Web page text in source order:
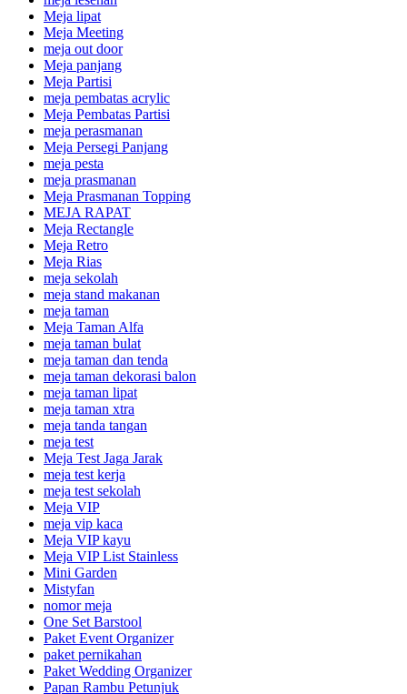
Meja lipat
Meja Meeting
meja out door
Meja panjang
Meja Partisi
meja pembatas acrylic
Meja Pembatas Partisi
meja perasmanan
Meja Persegi Panjang
meja pesta
meja prasmanan
Meja Prasmanan Topping
MEJA RAPAT
Meja Rectangle
Meja Retro
Meja Rias
meja sekolah
meja stand makanan
meja taman
Meja Taman Alfa
meja taman bulat
meja taman dan tenda
meja taman dekorasi balon
meja taman lipat
meja taman xtra
meja tanda tangan
meja test
Meja Test Jaga Jarak
meja test kerja
meja test sekolah
Meja VIP
meja vip kaca
Meja VIP kayu
Meja VIP List Stainless
Mini Garden
Mistyfan
nomor meja
One Set Barstool
Paket Event Organizer
paket pernikahan
Paket Wedding Organizer
Papan Rambu Petunjuk